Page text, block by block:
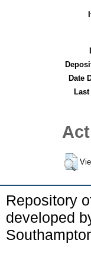
Date
Repository
developed